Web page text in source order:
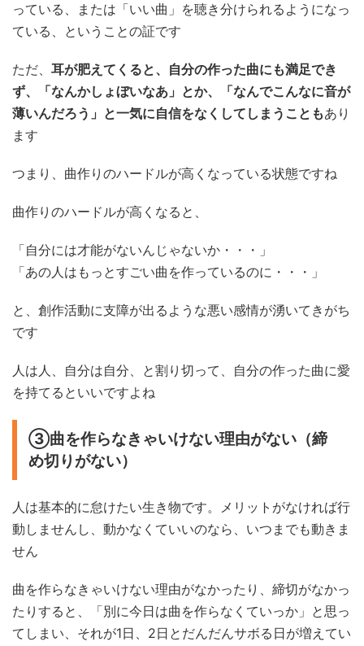
っている、または「いい曲」を聴き分けられるようになっ
ている、ということの証です
ただ、 耳が肥えてくると、自分の作った曲にも満足でき
ず、「なんかしょぼいなあ」とか、「なんでこんなに音が
薄いんだろう」と一気に自信をなくしてしまうこともあり
ます
つまり、曲作りのハードルが高くなっている状態ですね
曲作りのハードルが高くなると、
「自分には才能がないんじゃないか・・・」
「あの人はもっとすごい曲を作っているのに・・・」
と、創作活動に支障が出るような悪い感情が湧いてきがち
です
人は人、自分は自分、と割り切って、自分の作った曲に愛
を持てるといいですよね
③曲を作らなきゃいけない理由がない（締
め切りがない）
人は基本的に怠けたい生き物です。メリットがなければ行
動しませんし、動かなくていいのなら、いつまでも動きま
せん
曲を作らなきゃいけない理由がなかったり、締切がなかっ
たりすると、「別に今日は曲を作らなくていっか」と思っ
てしまい、それが1日、2日とだんだんサボる日が増えてい